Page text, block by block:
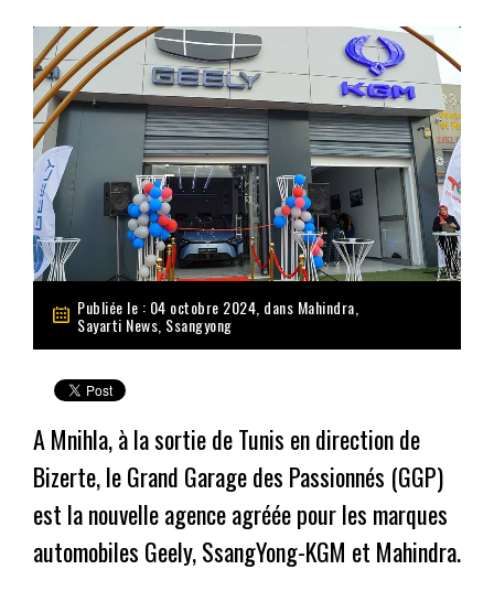
Publiée le : 04 octobre 2024, dans Mahindra
Sayarti News Ssangyong
A Mnihla, à la sortie de Tunis en direction de
Bizerte, le Grand Garage des Passionnés (GGP)
est la nouvelle agence agréée pour les marques
automobiles Geely, SsangYong-KGM et Mahindra.